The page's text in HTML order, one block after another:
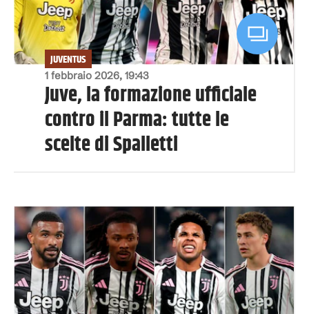
1 febbraio 2026, 19:43
JUVENTUS
Juve, la formazione ufficiale
contro il Parma: tutte le
scelte di Spalletti